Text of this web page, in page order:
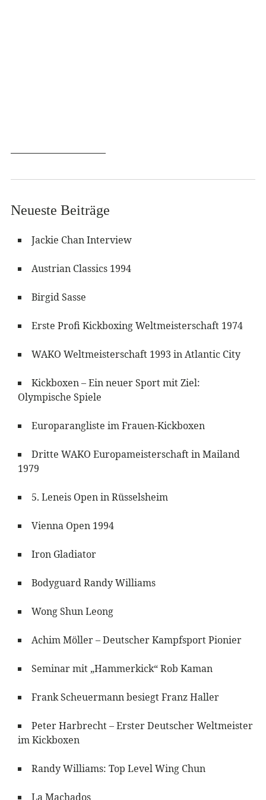
Neueste Beiträge
Jackie Chan Interview
Austrian Classics 1994
Birgid Sasse
Erste Profi Kickboxing Weltmeisterschaft 1974
WAKO Weltmeisterschaft 1993 in Atlantic City
Kickboxen – Ein neuer Sport mit Ziel:
Olympische Spiele
Europarangliste im Frauen-Kickboxen
Dritte WAKO Europameisterschaft in Mailand
1979
5. Leneis Open in Rüsselsheim
Vienna Open 1994
Iron Gladiator
Bodyguard Randy Williams
Wong Shun Leong
Achim Möller – Deutscher Kampfsport Pionier
Seminar mit „Hammerkick“ Rob Kaman
Frank Scheuermann besiegt Franz Haller
Peter Harbrecht – Erster Deutscher Weltmeister
im Kickboxen
Randy Williams: Top Level Wing Chun
La Machados